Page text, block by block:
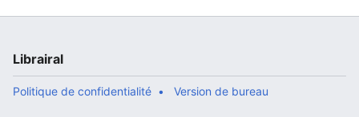
Librairal
Politique de confidentialité Version de bureau